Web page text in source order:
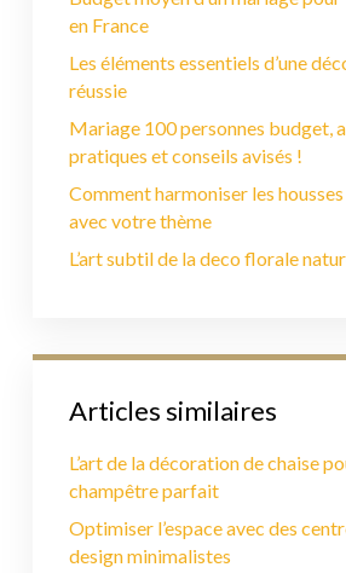
en France
Les éléments essentiels d’une
réussie
Mariage 100 personnes budget,
pratiques et conseils avisés !
Comment harmoniser les housses
avec votre thème
L’art subtil de la deco florale
Articles similaires
L’art de la décoration de chaise
champêtre parfait
Optimiser l’espace avec des
design minimalistes